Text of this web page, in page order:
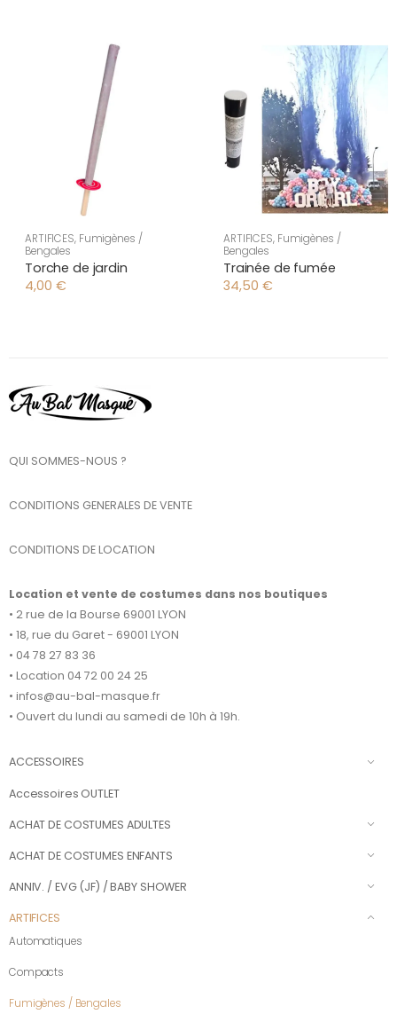
ARTIFICES, Fumigènes /
Bengales
Torche de jardin
4,00 €
ARTIFICES, Fumigènes /
Bengales
Trainée de fumée
34,50 €
QUI SOMMES-NOUS ?
CONDITIONS GENERALES DE VENTE
CONDITIONS DE LOCATION
Location et vente de costumes dans nos boutiques
• 2 rue de la Bourse 69001 LYON
• 18, rue du Garet - 69001 LYON
• 04 78 27 83 36
• Location 04 72 00 24 25
• infos@au-bal-masque.fr
• Ouvert du lundi au samedi de 10h à 19h.
ACCESSOIRES
Accessoires OUTLET
ACHAT DE COSTUMES ADULTES
ACHAT DE COSTUMES ENFANTS
ANNIV. / EVG (JF) / BABY SHOWER
ARTIFICES
Automatiques
Compacts
Fumigènes / Bengales